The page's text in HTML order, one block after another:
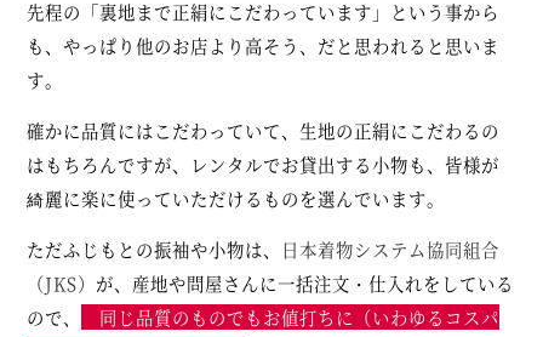
先程の「裏地まで正絹にこだわっています」という事から
も、やっぱり他のお店より高そう、だと思われると思いま
す。
確かに品質にはこだわっていて、生地の正絹にこだわるの
はもちろんですが、レンタルでお貸出する小物も、皆様が
綺麗に楽に使っていただけるものを選んでいます。
ただふじもとの振袖や小物は、
日本着物システム協同組合
（JKS） が、産地や問屋さんに一括注文・仕入れをしている
ので、
同じ品質のものでもお値打ちに（いわゆるコスパ